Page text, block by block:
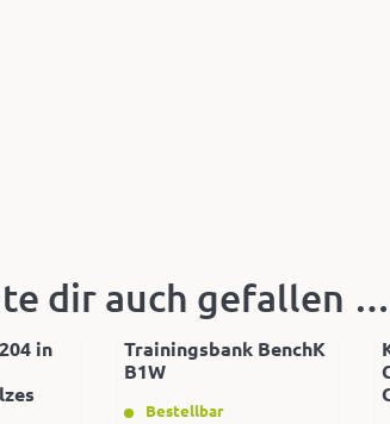
dir auch gefallen …
in
Trainingsbank BenchK
B1W
Bestellbar